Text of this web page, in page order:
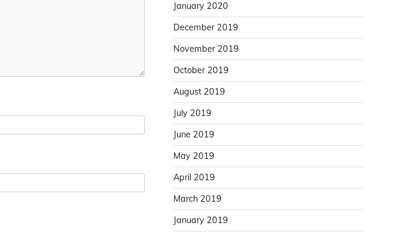
January 2020
December 2019
November 2019
October 2019
August 2019
July 2019
June 2019
May 2019
April 2019
March 2019
January 2019